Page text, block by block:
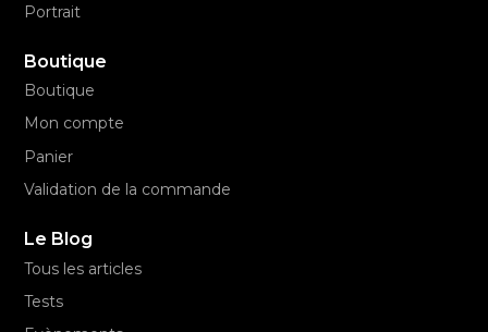
Portrait
Boutique
Boutique
Mon compte
Panier
Validation de la commande
Le Blog
Tous les articles
Tests